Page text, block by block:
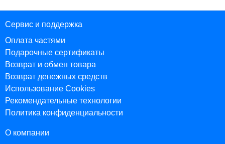
Сервис и поддержка
Оплата частями
Подарочные сертификаты
Возврат и обмен товара
Возврат денежных средств
Использование Cookies
Рекомендательные технологии
Политика конфиденциальности
О компании